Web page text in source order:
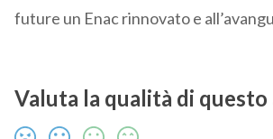
future un Enac rinnovato e
Valuta la qualità di